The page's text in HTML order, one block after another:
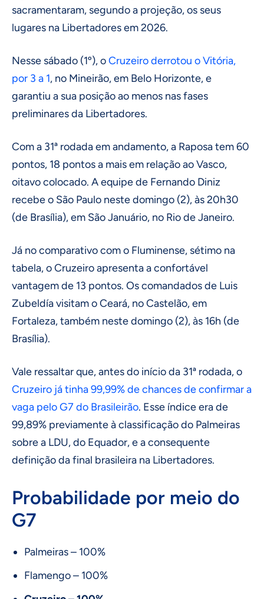
sacramentaram, segundo a projeção, os seus
lugares na Libertadores em 2026.
Nesse sábado (1º), oCruzeiro derrotou o Vitória,
por 3 a 1, no Mineirão, em Belo Horizonte, e
garantiu a sua posição ao menos nas fases
preliminares da Libertadores.
Com a 31ª rodada em andamento, a Raposa tem 60
pontos, 18 pontos a mais em relação ao Vasco,
oitavo colocado. A equipe de Fernando Diniz
recebe o São Paulo neste domingo (2), às 20h30
(de Brasília), em São Januário, no Rio de Janeiro.
Já no comparativo com o Fluminense, sétimo na
tabela, o Cruzeiro apresenta a confortável
vantagem de 13 pontos. Os comandados de Luis
Zubeldía visitam o Ceará, no Castelão, em
Fortaleza, também neste domingo (2), às 16h (de
Brasília).
Vale ressaltar que, antes do início da 31ª rodada, o
Cruzeiro já tinha 99,99% de chances de confirmar a
vaga pelo G7 do Brasileirão. Esse índice era de
99,89% previamente à classificação do Palmeiras
sobre a LDU, do Equador, e a consequente
definição da final brasileira na Libertadores.
Probabilidade por meio do
G7
Palmeiras – 100%
Flamengo – 100%